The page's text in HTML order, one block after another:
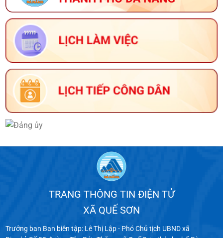
TRANG THÔNG TIN ĐIỆN TỬ
XÃ QUẾ SƠN
Trưởng ban Ban biên tập: Lê Thị Lập - Phó Chủ tịch UBND xã